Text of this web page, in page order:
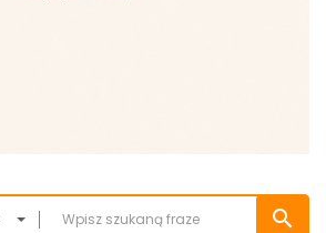
search